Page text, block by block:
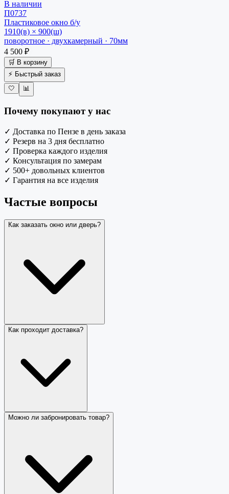
В наличии
П0737
Пластиковое окно б/у
1910(в) × 900(ш)
поворотное · двухкамерный · 70мм
4 500 ₽
🛒 В корзину
⚡ Быстрый заказ
🤍
📊
Почему покупают у нас
✓ Доставка по Пензе в день заказа
✓ Резерв на 3 дня бесплатно
✓ Проверка каждого изделия
✓ Консультация по замерам
✓ 500+ довольных клиентов
✓ Гарантия на все изделия
Частые вопросы
Как заказать окно или дверь?
Как проходит доставка?
Можно ли забронировать товар?